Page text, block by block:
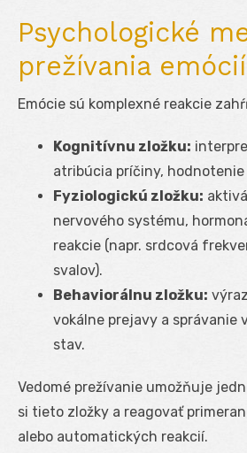
Psychologické
prežívania emócií
Emócie sú komplexné reakcie
Kognitívnu zložku:
atribúcia príčiny,
Fyzio­logickú zložku:
nervového systému,
reakcie (napr. srdcová
svalov).
Behaviorálnu zložku:
vokálne prejavy a správanie
stav.
Vedomé prežívanie umožňuje
si tieto zložky a reagovať
alebo automatických reakcií.